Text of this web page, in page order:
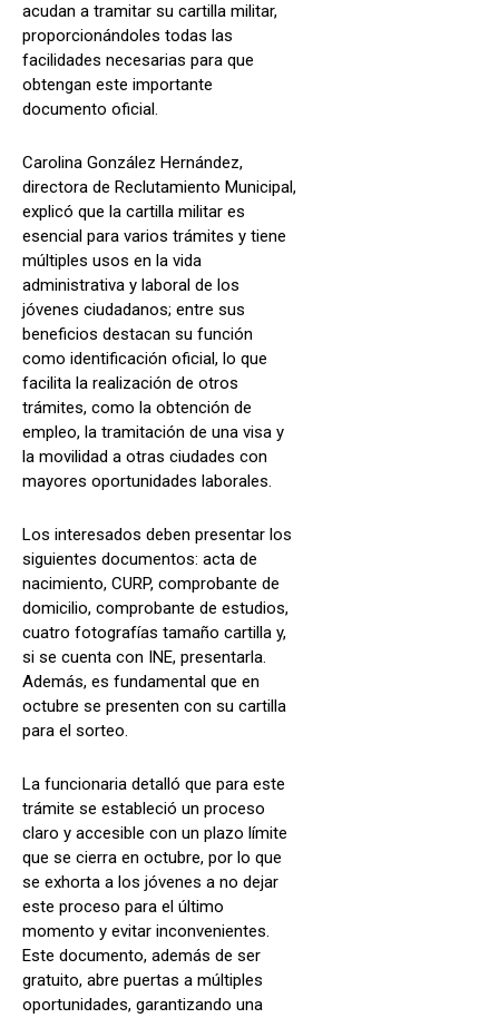
acudan a tramitar su cartilla militar,
proporcionándoles todas las
facilidades necesarias para que
obtengan este importante
documento oficial.
Carolina González Hernández,
directora de Reclutamiento Municipal,
explicó que la cartilla militar es
esencial para varios trámites y tiene
múltiples usos en la vida
administrativa y laboral de los
jóvenes ciudadanos; entre sus
beneficios destacan su función
como identificación oficial, lo que
facilita la realización de otros
trámites, como la obtención de
empleo, la tramitación de una visa y
la movilidad a otras ciudades con
mayores oportunidades laborales.
Los interesados deben presentar los
siguientes documentos: acta de
nacimiento, CURP, comprobante de
domicilio, comprobante de estudios,
cuatro fotografías tamaño cartilla y,
si se cuenta con INE, presentarla.
Además, es fundamental que en
octubre se presenten con su cartilla
para el sorteo.
La funcionaria detalló que para este
trámite se estableció un proceso
claro y accesible con un plazo límite
que se cierra en octubre, por lo que
se exhorta a los jóvenes a no dejar
este proceso para el último
momento y evitar inconvenientes.
Este documento, además de ser
gratuito, abre puertas a múltiples
oportunidades, garantizando una